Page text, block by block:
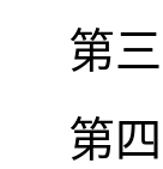
第
第